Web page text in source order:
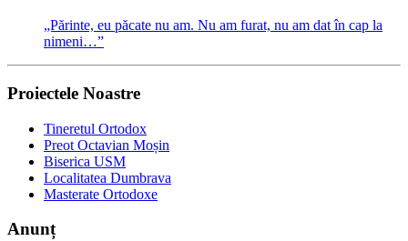
„Părinte, eu păcate nu am. Nu am furat, nu am dat în cap la
nimeni…”
Proiectele Noastre
Tineretul Ortodox
Preot Octavian Moșin
Biserica USM
Localitatea Dumbrava
Masterate Ortodoxe
Anunț